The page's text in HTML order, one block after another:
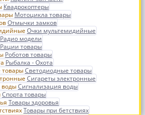
Квадрокоптеры
Мотоцикла товары
Отмычки замков
Очки мультемидийные
Радио модели
Рации товары
Роботов товары
Рыбалка - Охота
Светодиодные товары
Сигареты электронные
Сигнализация воды
Спорта товары
Товары здоровья
Товары при бетствиях